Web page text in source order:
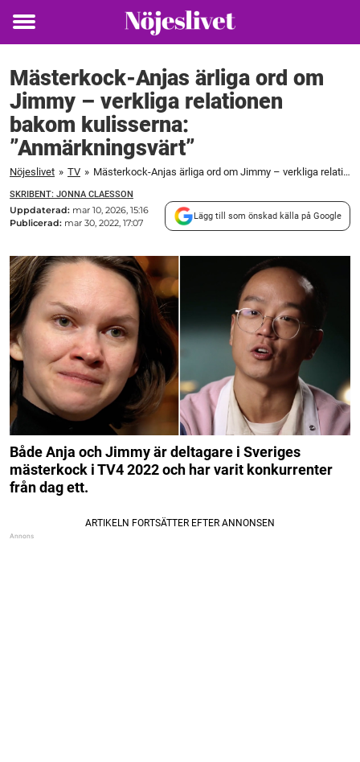
Toggle
Mästerkock-Anjas ärliga ord om
Jimmy – verkliga relationen
bakom kulisserna:
”Anmärkningsvärt”
Nöjeslivet » TV » Mästerkock-Anjas ärliga ord om Jimmy – verkliga relationen bakom kulisserna: "Anmärkningsvärt"
SKRIBENT: JONNA CLAESSON
Uppdaterad: mar 10, 2026, 15:16
Publicerad: mar 30, 2022, 17:07
Lägg till som önskad källa på Google
Både Anja och Jimmy är deltagare i Sveriges
mästerkock i TV4 2022 och har varit konkurrenter
från dag ett.